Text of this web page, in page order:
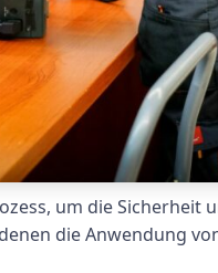
um die Sicherheit
die Anwendung